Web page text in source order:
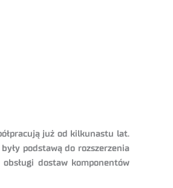
już od kilkunastu lat.
podstawą do rozszerzenia
dostaw komponentów